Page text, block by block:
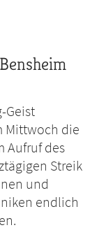
Geist
Mittwoch die
Aufruf des
Streik
und
endlich